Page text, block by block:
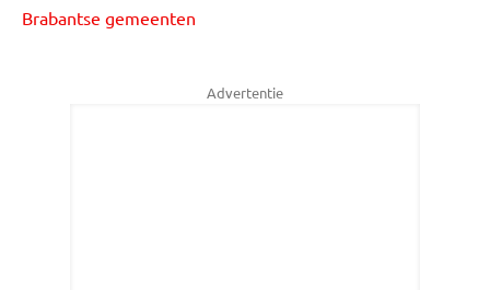
Brabantse gemeenten
Advertentie